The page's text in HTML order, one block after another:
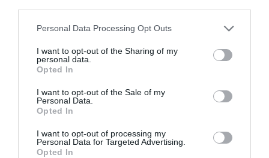
Personal Data Processing Opt Outs
I want to opt-out of the Sharing of my
personal data.
Opted In
I want to opt-out of the Sale of my
Personal Data.
Opted In
I want to opt-out of processing my
Personal Data for Targeted Advertising.
Opted In